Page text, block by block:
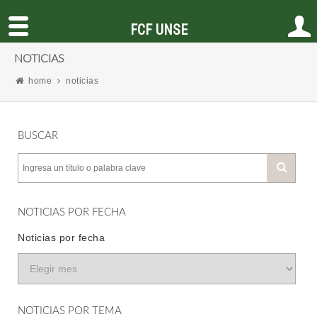
NOTICIAS
home noticias
BUSCAR
NOTICIAS POR FECHA
Noticias por fecha
NOTICIAS POR TEMA
FCF UNSE